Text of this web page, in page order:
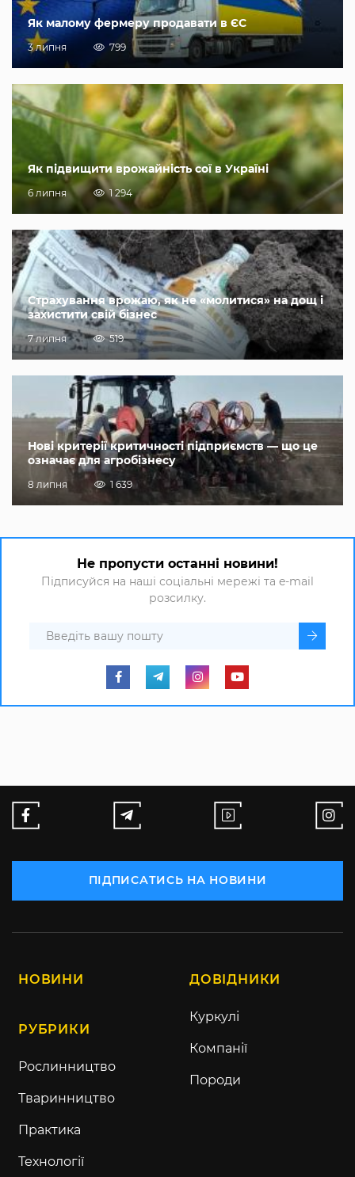
Як малому фермеру продавати в ЄС
3 липня 799
Як підвищити врожайність сої в Україні
6 липня 1 294
Страхування врожаю, як не «молитися» на дощ і
захистити свій бізнес
7 липня 519
Нові критерії критичності підприємств — що це
означає для агробізнесу
8 липня 1 639
Не пропусти останні новини!
Підписуйся на наші соціальні мережі та e-mail
розсилку.
ПІДПИСАТИСЬ НА НОВИНИ
НОВИНИ
РУБРИКИ
Рослинництво
Тваринництво
Практика
Технології
ДОВІДНИКИ
Куркулі
Компанії
Породи